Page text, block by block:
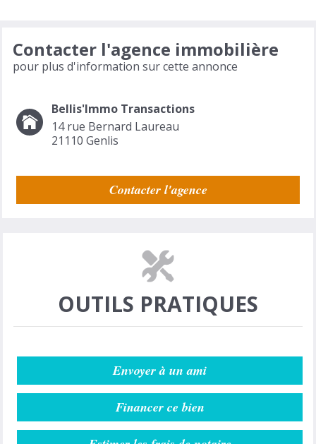
Contacter l'agence immobilière
pour plus d'information sur cette annonce
Bellis'Immo Transactions
14 rue Bernard Laureau
21110 Genlis
Contacter l'agence
OUTILS PRATIQUES
Envoyer à un ami
Financer ce bien